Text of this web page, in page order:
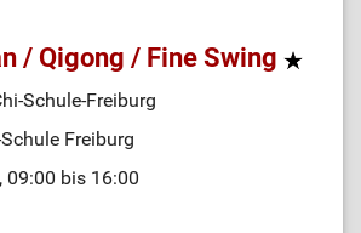
/ Qigong / Fine Swing
Schule-Freiburg
Freiburg
09:00 bis 16:00